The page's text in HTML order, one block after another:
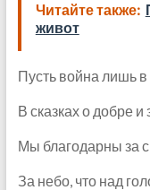
Читайте также:
живот
Пусть война лишь в
В сказках о добре и
Мы благодарны за
За небо, что над